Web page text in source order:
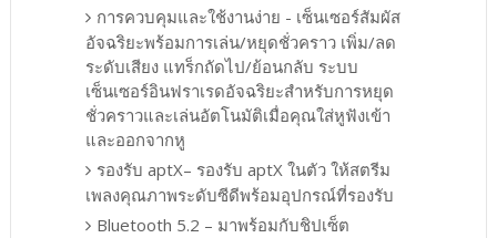
การควบคุมและใช้งานง่าย - เซ็นเซอร์สัมผัส
อัจฉริยะพร้อมการเล่น/หยุดชั่วคราว เพิ่ม/ลด
ระดับเสียง แทร็กถัดไป/ย้อนกลับ ระบบ
เซ็นเซอร์อินฟราเรดอัจฉริยะสำหรับการหยุด
ชั่วคราวและเล่นอัตโนมัติเมื่อคุณใส่หูฟังเข้า
และออกจากหู
รองรับ aptX– รองรับ aptX ในตัว ให้สตรีม
เพลงคุณภาพระดับซีดีพร้อมอุปกรณ์ที่รองรับ
Bluetooth 5.2 – มาพร้อมกับชิปเซ็ต